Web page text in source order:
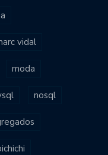
vidal
moda
nosql